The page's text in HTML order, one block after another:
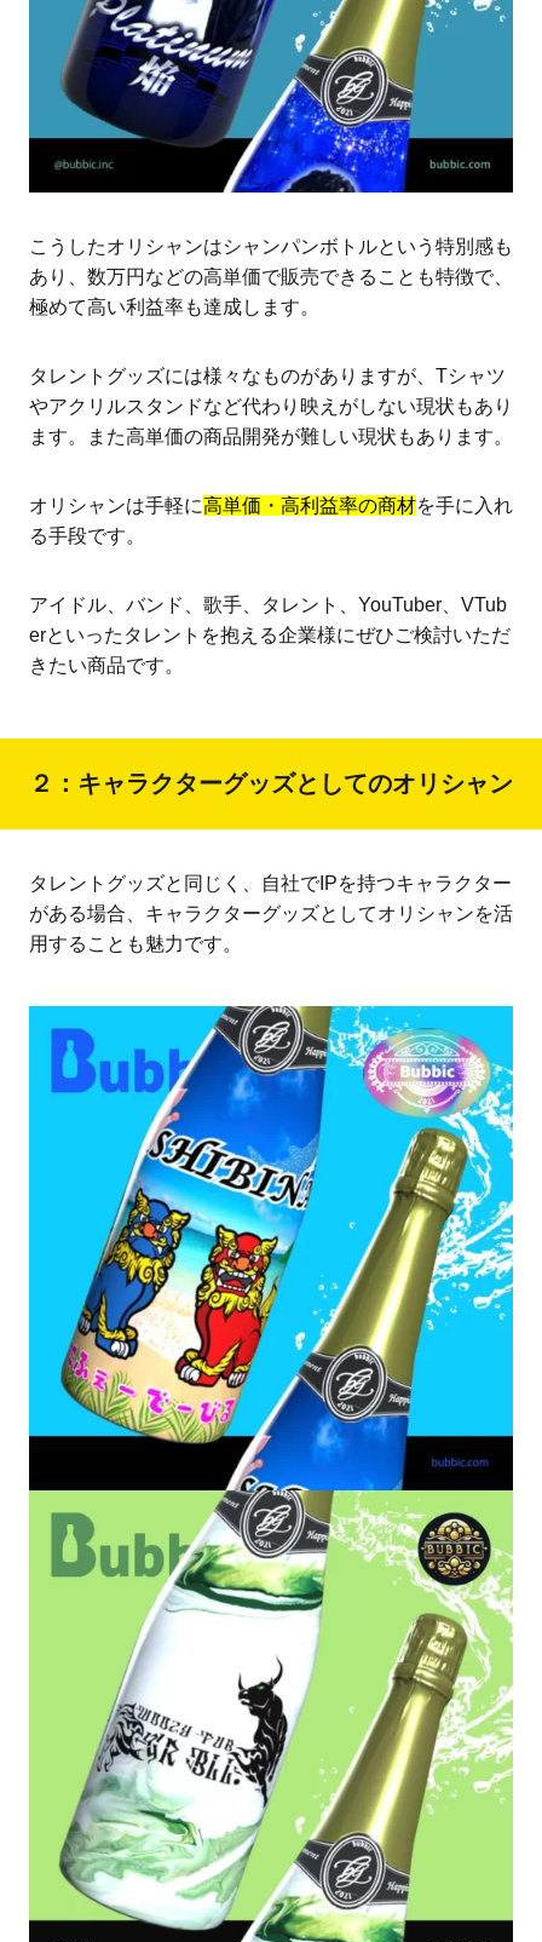
こうしたオリシャンはシャンパンボトルという特別感も
あり、数万円などの高単価で販売できることも特徴で、
極めて高い利益率も達成します。
タレントグッズには様々なものがありますが、Tシャツ
やアクリルスタンドなど代わり映えがしない現状もあり
ます。また高単価の商品開発が難しい現状もあります。
オリシャンは手軽に高単価・高利益率の商材を手に入れ
る手段です。
アイドル、バンド、歌手、タレント、YouTuber、VTub
erといったタレントを抱える企業様にぜひご検討いただ
きたい商品です。
２：キャラクターグッズとしてのオリシャン
タレントグッズと同じく、自社でIPを持つキャラクター
がある場合、キャラクターグッズとしてオリシャンを活
用することも魅力です。